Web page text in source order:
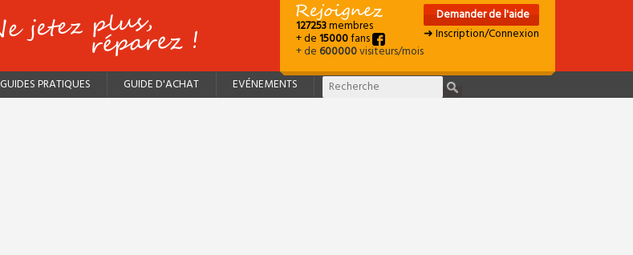
127253membres
+ de15000fans
+ de600000visiteurs/mois
Demander de l'aide
➜ Inscription/Connexion
GUIDES PRATIQUES GUIDE D'ACHAT EVÉNEMENTS